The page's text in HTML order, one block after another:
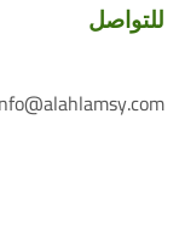
للتواصل